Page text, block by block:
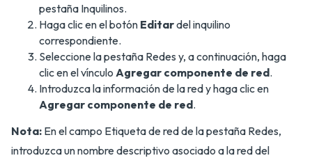
pestaña Inquilinos.
Haga clic en el botón Editardel inquilino
correspondiente.
Seleccione la pestaña Redes y, a continuación, haga
clic en el vínculo Agregar componente de red.
Introduzca la información de la red y haga clic en
Agregar componente de red.
Nota: En el campo Etiqueta de red de la pestaña Redes,
introduzca un nombre descriptivo asociado a la red del